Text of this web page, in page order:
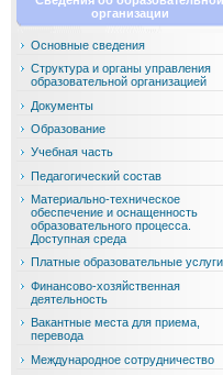
организации
Основные сведения
Структура и органы управления
образовательной организацией
Документы
Образование
Учебная часть
Педагогический состав
Материально-техническое
обеспечение и оснащенность
образовательного процесса.
Доступная среда
Платные образовательные услуги
Финансово-хозяйственная
деятельность
Вакантные места для приема,
перевода
Международное сотрудничество